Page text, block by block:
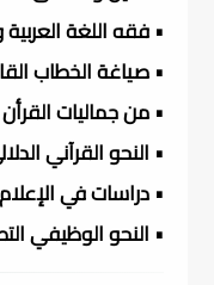
• فقه اللغة العربية
• صياغة الخطاب
• من جماليات القرأن
• النحو القرآني
• دراسات في
• النحو الوظيفي